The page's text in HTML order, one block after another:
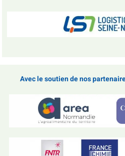
Avec le soutien de nos